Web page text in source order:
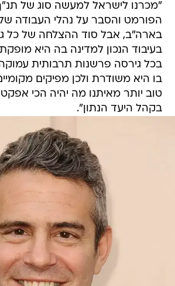
"מכרנו לישראל למעשה סוג של
הפורמט והסבר על נהלי העבודה
בארה"ב, אבל סוד ההצלחה של כל
בעיבוד הנכון למדינה בה היא
בכל גירסה פרשנות תרבותית
בו היא משודרת ולכן מפיקים
טוב יותר מאיתנו מה יהיה הכי
בקהל היעד הנתון".